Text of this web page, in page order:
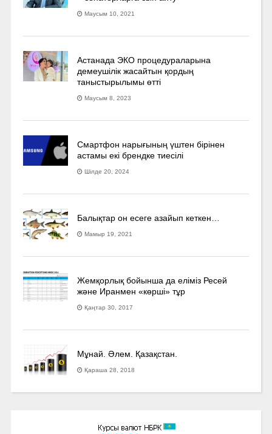
Маусым 10, 2021
Астанада ЭКО процедураларына
демеушілік жасайтын қордың
таныстырылымы өтті
Маусым 8, 2023
Смартфон нарығының үштен бірінен
астамы екі брендке тиесілі
Шілде 20, 2024
Балықтар он есеге азайып кеткен…
Мамыр 19, 2021
Жемқорлық бойынша да еліміз Ресей
және Иранмен «көрші» тұр
Қаңтар 30, 2017
Мұнай. Әлем. Қазақстан.
Қараша 28, 2018